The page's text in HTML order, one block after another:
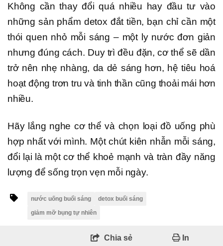
Không cần thay đổi quá nhiều hay đầu tư vào
những sản phẩm detox đắt tiền, bạn chỉ cần một
thói quen nhỏ mỗi sáng – một ly nước đơn giản
nhưng đúng cách. Duy trì đều đặn, cơ thể sẽ dần
trở nên nhẹ nhàng, da dẻ sáng hơn, hệ tiêu hoá
hoạt động trơn tru và tinh thần cũng thoải mái hơn
nhiều.
Hãy lắng nghe cơ thể và chọn loại đồ uống phù
hợp nhất với mình. Một chút kiên nhẫn mỗi sáng,
đổi lại là một cơ thể khoẻ mạnh và tràn đầy năng
lượng để sống trọn vẹn mỗi ngày.
nước uống buổi sáng
detox buổi sáng
giảm mỡ bụng tự nhiên
Chia sẻ In